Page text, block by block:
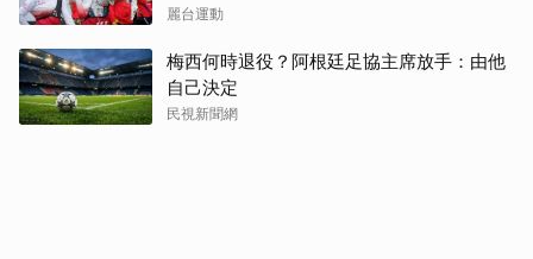
麗台運動
梅西何時退役？阿根廷足協主席放手：由他
自己決定
民視新聞網